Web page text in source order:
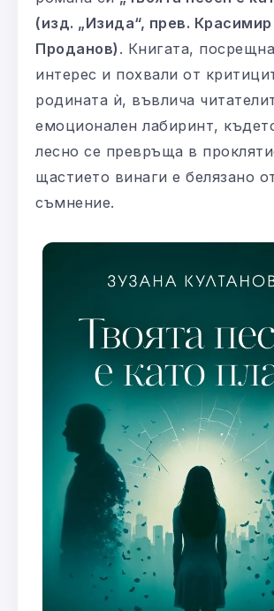
(изд. „Изида“, прев. Красимир
Проданов) . Книгата,
интерес и похвали от
родината ѝ, въвлича
емоционален лабиринт,
лесно се превръща в
щастието винаги е белязано
съмнение.